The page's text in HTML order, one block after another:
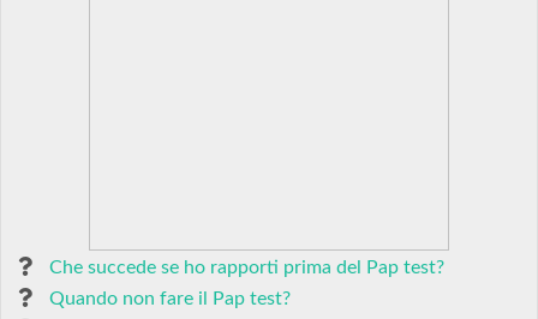
Che succede se ho rapporti prima del Pap test?
Quando non fare il Pap test?